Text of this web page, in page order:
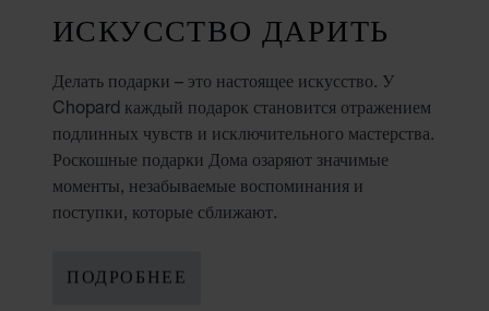
ИСКУССТВО ДАРИТЬ
Делать подарки – это настоящее искусство. У
Chopard каждый подарок становится отражением
подлинных чувств и исключительного мастерства.
Роскошные подарки Дома озаряют значимые
моменты, незабываемые воспоминания и
поступки, которые сближают.
ПОДРОБНЕЕ